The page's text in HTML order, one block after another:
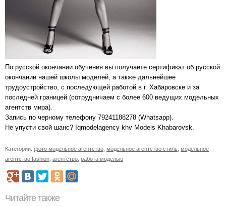
По русской окончании обучения вы получаете сертификат об русской
окончании нашей школы моделей, а также дальнейшее
трудоустройство, с последующей работой в г. Хабаровске и за
последней границей (сотрудничаем с более 600 ведущих модельных
агентств мира).
Запись по черному телефону 79241188278 (Whatsapp).
Не упусти свой шанс? Iqmodelagency khv Models Khabarovsk.
Категории: фото модельное агентство модельное агентство стиль модельное
агентство fashion агентство работа моделью
Читайте также